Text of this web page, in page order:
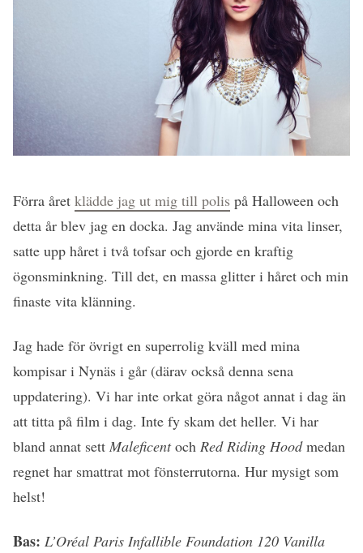
Förra året klädde jag ut mig till polis på Halloween och
detta år blev jag en docka. Jag använde mina vita linser,
satte upp håret i två tofsar och gjorde en kraftig
ögonsminkning. Till det, en massa glitter i håret och min
finaste vita klänning.
Jag hade för övrigt en superrolig kväll med mina
kompisar i Nynäs i går (därav också denna sena
uppdatering). Vi har inte orkat göra något annat i dag än
att titta på film i dag. Inte fy skam det heller. Vi har
bland annat sett Maleficentoch Red Riding Hoodmedan
regnet har smattrat mot fönsterrutorna. Hur mysigt som
helst!
Bas: L’Oréal Paris Infallible Foundation 120 Vanilla